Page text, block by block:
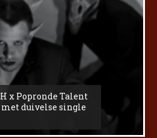
x Popronde Talent
met duivelse single